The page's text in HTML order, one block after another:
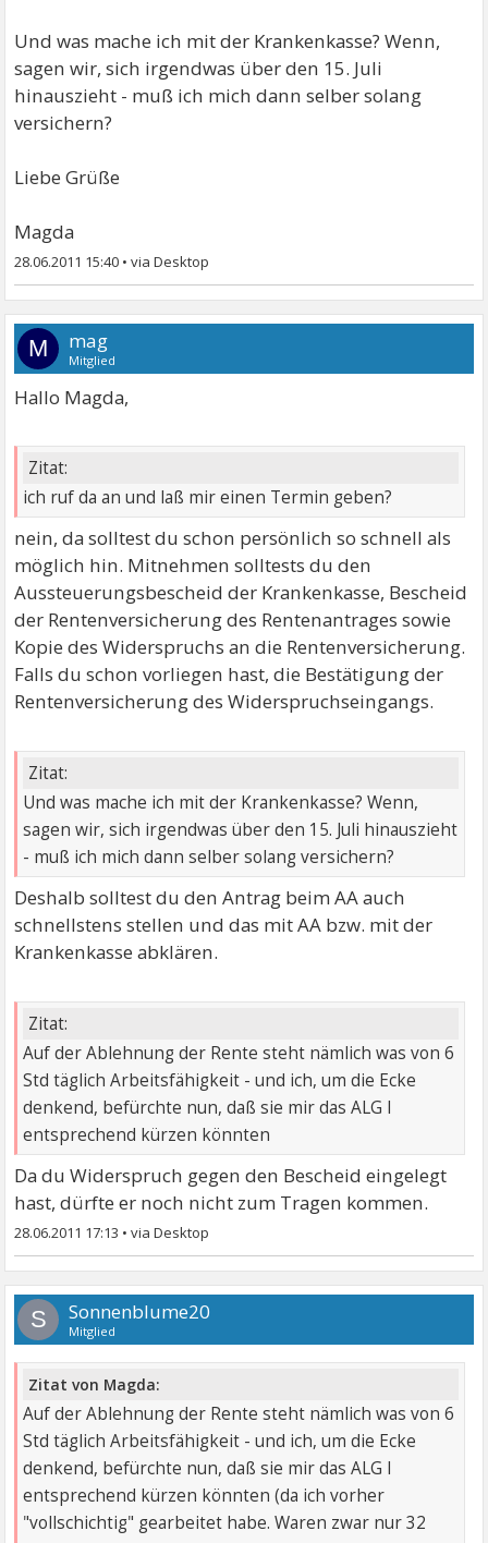
Und was mache ich mit der Krankenkasse? Wenn,
sagen wir, sich irgendwas über den 15. Juli
hinauszieht - muß ich mich dann selber solang
versichern?
Liebe Grüße
Magda
28.06.2011 15:40 •
M mag
Mitglied
Hallo Magda,
Zitat:
ich ruf da an und laß mir einen Termin geben?
nein, da solltest du schon persönlich so schnell als
möglich hin. Mitnehmen solltests du den
Aussteuerungsbescheid der Krankenkasse, Bescheid
der Rentenversicherung des Rentenantrages sowie
Kopie des Widerspruchs an die Rentenversicherung.
Falls du schon vorliegen hast, die Bestätigung der
Rentenversicherung des Widerspruchseingangs.
Zitat:
Und was mache ich mit der Krankenkasse? Wenn,
sagen wir, sich irgendwas über den 15. Juli hinauszieht
- muß ich mich dann selber solang versichern?
Deshalb solltest du den Antrag beim AA auch
schnellstens stellen und das mit AA bzw. mit der
Krankenkasse abklären.
Zitat:
Auf der Ablehnung der Rente steht nämlich was von 6
Std täglich Arbeitsfähigkeit - und ich, um die Ecke
denkend, befürchte nun, daß sie mir das ALG I
entsprechend kürzen könnten
Da du Widerspruch gegen den Bescheid eingelegt
hast, dürfte er noch nicht zum Tragen kommen.
28.06.2011 17:13 •
S Sonnenblume20
Mitglied
Zitat von Magda:
Auf der Ablehnung der Rente steht nämlich was von 6
Std täglich Arbeitsfähigkeit - und ich, um die Ecke
denkend, befürchte nun, daß sie mir das ALG I
entsprechend kürzen könnten (da ich vorher
"vollschichtig" gearbeitet habe. Waren zwar nur 32